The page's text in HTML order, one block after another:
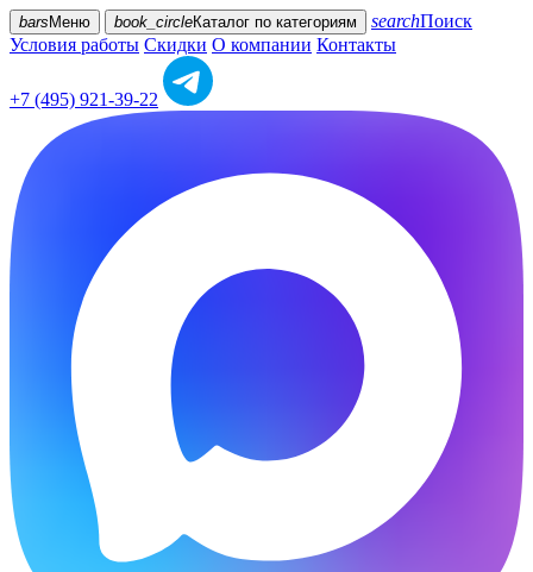
bars Меню book_circleКаталог по категориям searchПоиск
Условия работы Скидки О компании Контакты
+7 (495) 921-39-22